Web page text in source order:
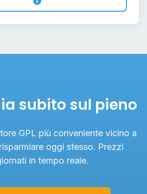
subito sul pieno
GPL più conveniente vicino a
oggi stesso. Prezzi
in tempo reale.